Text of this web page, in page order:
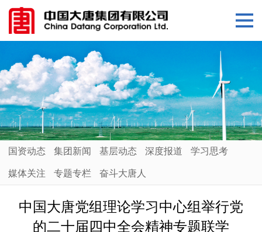
国资动态 集团新闻 基层动态 深度报道 学习思考
媒体关注 专题专栏 奋斗大唐人
中国大唐党组理论学习中心组举行党
的二十届四中全会精神专题联学